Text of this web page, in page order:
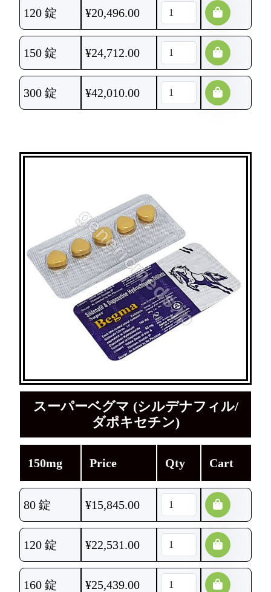
120 錠 ¥20,496.00
150 錠 ¥24,712.00
300 錠 ¥42,010.00
スーパーベグマ (シルデナフィル/
ダポキセチン)
150mg Price Qty Cart
80 錠 ¥15,845.00
120 錠 ¥22,531.00
160 錠 ¥25,439.00